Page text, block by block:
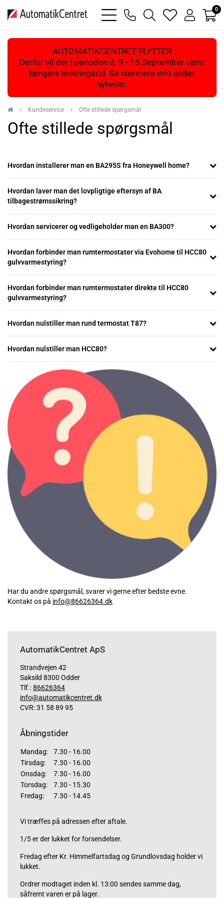
bars
light
phone
magnifying
glass
heart
light
user
light
0
AUTOMATIKCENTRET FLYTTER
Derfor vil der i perioden d. 9 - 15 September være
længere leveringstid. Se nærmere info under
nyheder.
Kundeservice Ofte stillede spørgsmål
Ofte stillede spørgsmål
Hvordan installerer man en BA295S fra Honeywell home?
Hvordan laver man det lovpligtige eftersyn af BA
tilbagestrømssikring?
Hvordan servicerer og vedligeholder man en BA300?
Hvordan forbinder man rumtermostater via Evohome til HCC80
gulvvarmestyring?
Hvordan forbinder man rumtermostater direkte til HCC80
gulvvarmestyring?
Hvordan nulstiller man rund termostat T87?
Hvordan nulstiller man HCC80?
Har du andre spørgsmål, svarer vi gerne efter bedste evne.
Kontakt os på info@86626364.dk
AutomatikCentret ApS
Strandvejen 42
Saksild 8300 Odder
Tlf.:86626364
info@automatikcentret.dk
CVR: 31 58 89 95
Åbningstider
Mandag:
7.30 - 16.00
Tirsdag:
7.30 - 16.00
Onsdag:
7.30 - 16.00
Torsdag:
7.30 - 15.30
Fredag:
7.30 - 14.45
Vi træffes på adressen efter aftale.
1/5 er der lukket for forsendelser.
Fredag efter Kr. Himmelfartsdag og Grundlovsdag holder vi
lukket.
Ordrer modtaget inden kl. 13:00 sendes samme dag,
såfremt varen er på lager.